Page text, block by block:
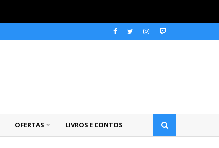
OFERTAS LIVROS E CONTOS